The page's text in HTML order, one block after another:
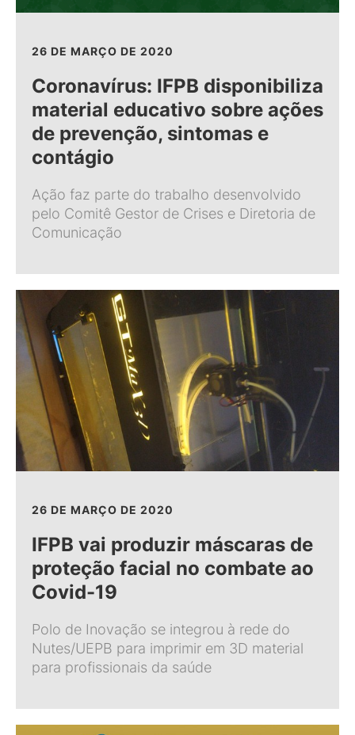
26 DE MARÇO DE 2020
Coronavírus: IFPB disponibiliza
material educativo sobre ações
de prevenção, sintomas e
contágio
Ação faz parte do trabalho desenvolvido
pelo Comitê Gestor de Crises e Diretoria de
Comunicação
26 DE MARÇO DE 2020
IFPB vai produzir máscaras de
proteção facial no combate ao
Covid-19
Polo de Inovação se integrou à rede do
Nutes/UEPB para imprimir em 3D material
para profissionais da saúde